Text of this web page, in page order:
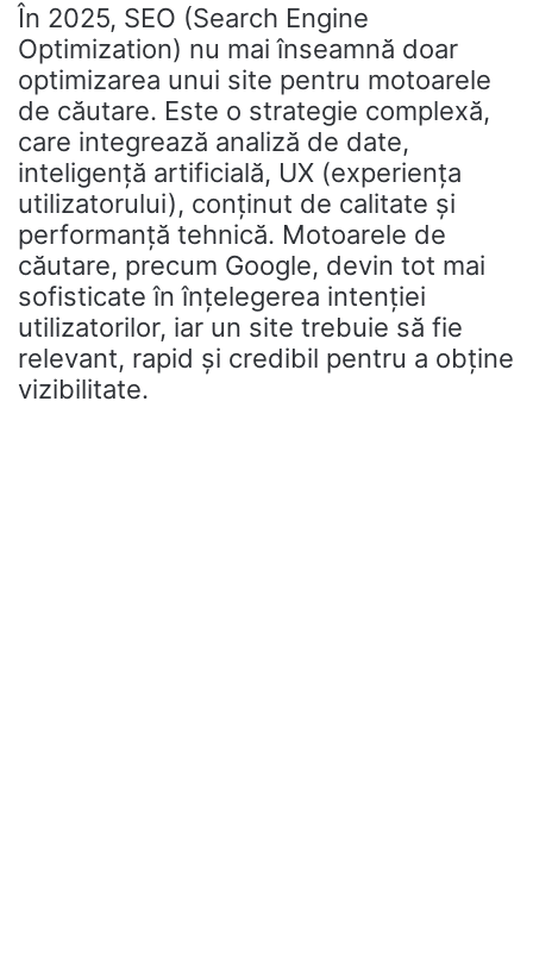
În 2025, SEO (Search Engine
Optimization) nu mai înseamnă doar
optimizarea unui site pentru motoarele
de căutare. Este o strategie complexă,
care integrează analiză de date,
inteligență artificială, UX (experiența
utilizatorului), conținut de calitate și
performanță tehnică. Motoarele de
căutare, precum Google, devin tot mai
sofisticate în înțelegerea intenției
utilizatorilor, iar un site trebuie să fie
relevant, rapid și credibil pentru a obține
vizibilitate.